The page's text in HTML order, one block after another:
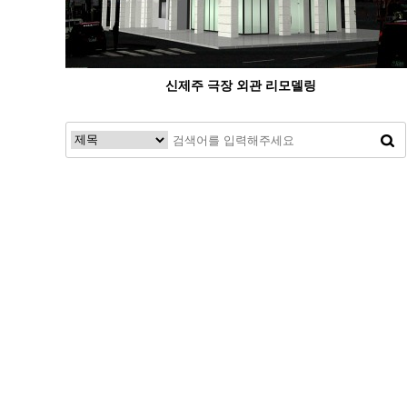
신제주 극장 외관 리모델링